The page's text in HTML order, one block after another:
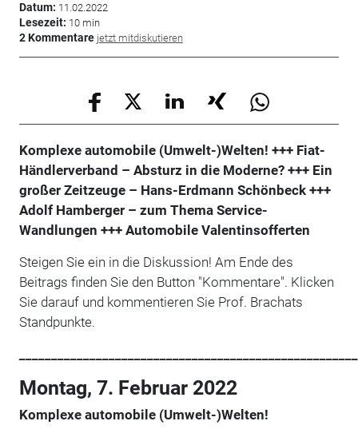
Datum: 11.02.2022
Lesezeit: 10 min
2 Kommentare jetzt mitdiskutieren
Komplexe automobile (Umwelt-)Welten! +++ Fiat-
Händlerverband – Absturz in die Moderne? +++ Ein
großer Zeitzeuge – Hans-Erdmann Schönbeck+++
Adolf Hamberger – zum Thema Service-
Wandlungen +++ Automobile Valentinsofferten
Steigen Sie ein in die Diskussion! Am Ende des
Beitrags finden Sie den Button "Kommentare". Klicken
Sie darauf und kommentieren Sie Prof. Brachats
Standpunkte.
Montag, 7. Februar 2022
Komplexe automobile (Umwelt-)Welten!